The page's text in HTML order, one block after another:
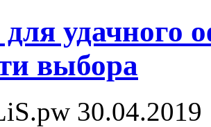
удачного
выбора
30.04.2019